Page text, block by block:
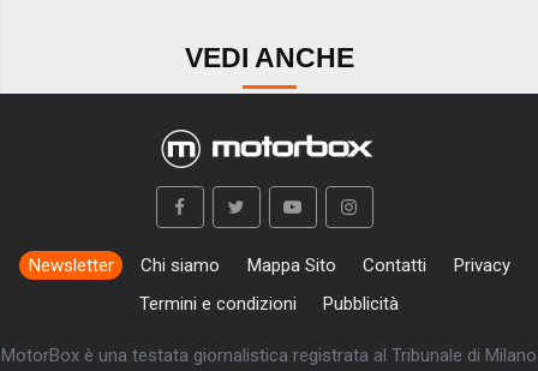
VEDI ANCHE
Newsletter Chi siamo Mappa Sito Contatti
Privacy
Termini e condizioni
Pubblicità
MotorBox è una testata giornalistica registrata al Tribunale di Milano